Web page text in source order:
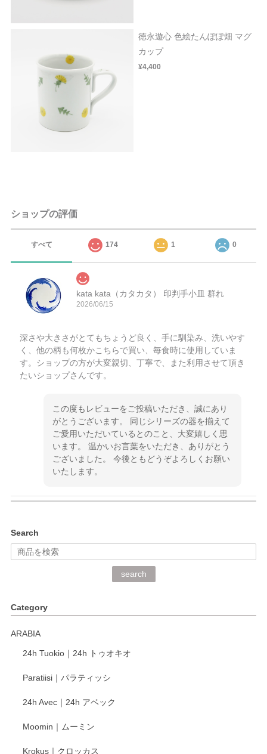
徳永遊心 色絵たんぽぽ畑 マグ
カップ
¥4,400
ショップの評価
すべて 174 1 0
kata kata（カタカタ） 印判手小皿 群れ
2026/06/15
深さや大きさがとてもちょうど良く、手に馴染み、洗いやす
く、他の柄も何枚かこちらで買い、毎食時に使用していま
す。ショップの方が大変親切、丁寧で、また利用させて頂き
たいショップさんです。
この度もレビューをご投稿いただき、誠にあり
がとうございます。 同じシリーズの器を揃えて
ご愛用いただいているとのこと、大変嬉しく思
います。 温かいお言葉をいただき、ありがとう
ございました。 今後ともどうぞよろしくお願い
いたします。
深さや大きさがとてもちょうど良く、手に馴染み、洗いやす
く、他の柄も何枚かこちらで買い、毎食時に使用していま
く交換して下さいました。
がとうございます。 同じシリーズの器を揃えて
います。 温かいお言葉をいただき、ありがとう
いたします。
Search
search
Category
ARABIA
24h Tuokio｜24h トゥオキオ
Paratiisi｜パラティッシ
24h Avec｜24h アベック
Moomin｜ムーミン
Krokus｜クロッカス